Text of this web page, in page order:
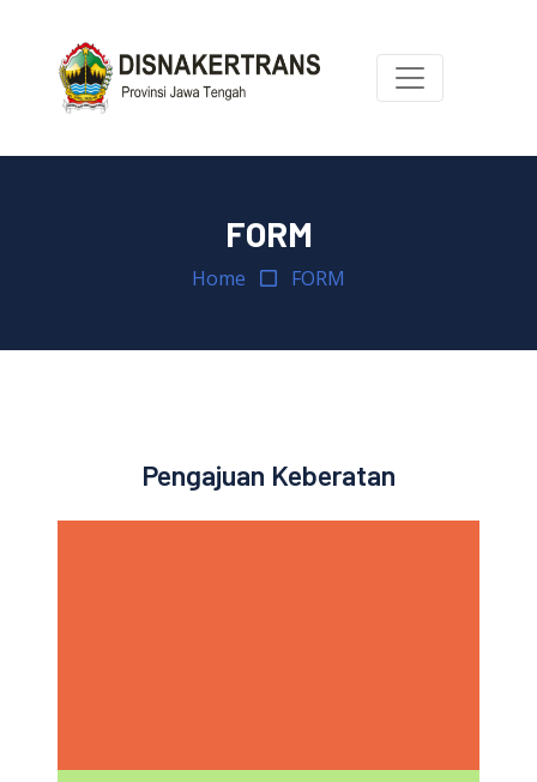
FORM
Home FORM
Pengajuan Keberatan